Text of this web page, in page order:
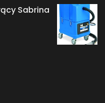
Sabrina